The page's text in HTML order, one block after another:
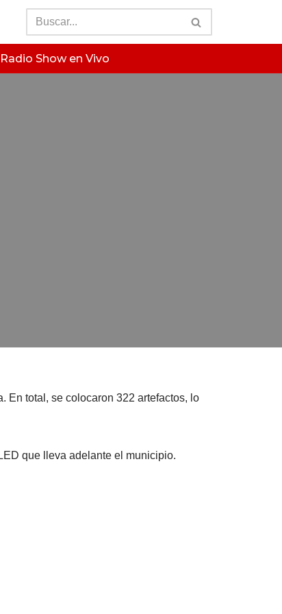
Radio Show en Vivo
En total, se colocaron 322 artefactos, lo
que lleva adelante el municipio.